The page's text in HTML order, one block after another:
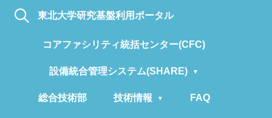
東北大学研究基盤利用ポータル
コアファシリティ統括センター(CFC)
設備統合管理システム(SHARE)
総合技術部 技術情報 FAQ